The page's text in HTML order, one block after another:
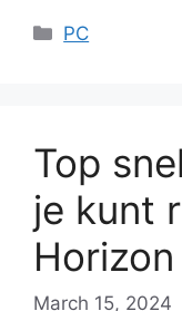
Categories
PC
Top
je kunt
March 15, 2024